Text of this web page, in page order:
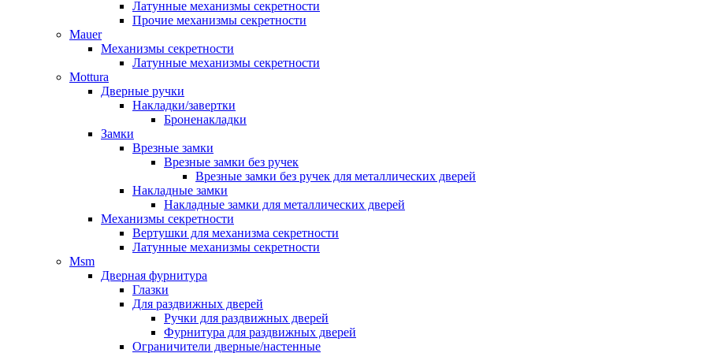
Латунные механизмы секретности
Прочие механизмы секретности
Mauer
Механизмы секретности
Латунные механизмы секретности
Mottura
Дверные ручки
Накладки/завертки
Броненакладки
Замки
Врезные замки
Врезные замки без ручек
Врезные замки без ручек для металлических дверей
Накладные замки
Накладные замки для металлических дверей
Механизмы секретности
Вертушки для механизма секретности
Латунные механизмы секретности
Msm
Дверная фурнитура
Глазки
Для раздвижных дверей
Ручки для раздвижных дверей
Фурнитура для раздвижных дверей
Ограничители дверные/настенные